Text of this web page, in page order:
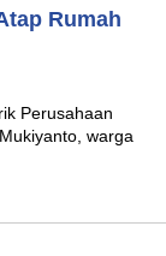
Rumah
Perusahaan
warga